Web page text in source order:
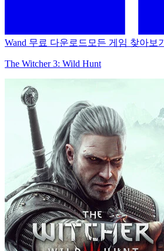
Wand 무료 다운로드 모든 게임 찾아보기
The Witcher 3: Wild Hunt